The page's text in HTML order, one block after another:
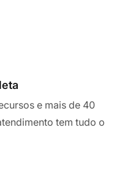
e mais de 40
tem tudo o